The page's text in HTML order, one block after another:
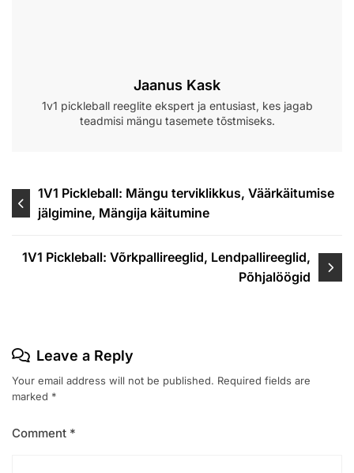
Jaanus Kask
1v1 pickleball reeglite ekspert ja entusiast, kes jagab
teadmisi mängu tasemete tõstmiseks.
Post
navigation
1V1 Pickleball: Mängu terviklikkus, Väärkäitumise
jälgimine, Mängija käitumine
1V1 Pickleball: Võrkpallireeglid, Lendpallireeglid,
Põhjalöögid
Leave a Reply
Your email address will not be published. Required fields are
marked *
Comment *